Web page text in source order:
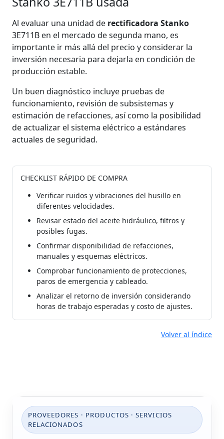
Al evaluar una unidad de rectificadora Stanko
3E711B en el mercado de segunda mano, es
importante ir más allá del precio y considerar la
inversión necesaria para dejarla en condición de
producción estable.
Un buen diagnóstico incluye pruebas de
funcionamiento, revisión de subsistemas y
estimación de refacciones, así como la posibilidad
de actualizar el sistema eléctrico a estándares
actuales de seguridad.
CHECKLIST RÁPIDO DE COMPRA
Verificar ruidos y vibraciones del husillo en
diferentes velocidades.
Revisar estado del aceite hidráulico, filtros y
posibles fugas.
Confirmar disponibilidad de refacciones,
manuales y esquemas eléctricos.
Comprobar funcionamiento de protecciones,
paros de emergencia y cableado.
Analizar el retorno de inversión considerando
horas de trabajo esperadas y costo de ajustes.
Volver al índice
PROVEEDORES · PRODUCTOS · SERVICIOS
RELACIONADOS